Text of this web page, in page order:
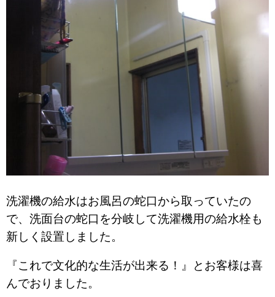
洗濯機の給水はお風呂の蛇口から取っていたの
で、洗面台の蛇口を分岐して洗濯機用の給水栓も
新しく設置しました。
『これで文化的な生活が出来る！』とお客様は喜
んでおりました。